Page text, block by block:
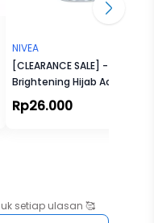
NIVEA
[CLEARANCE SALE] -
Brightening Hijab Active
Deodorant Roll On 50ml
Rp26.000
setiap ulasan 🥰